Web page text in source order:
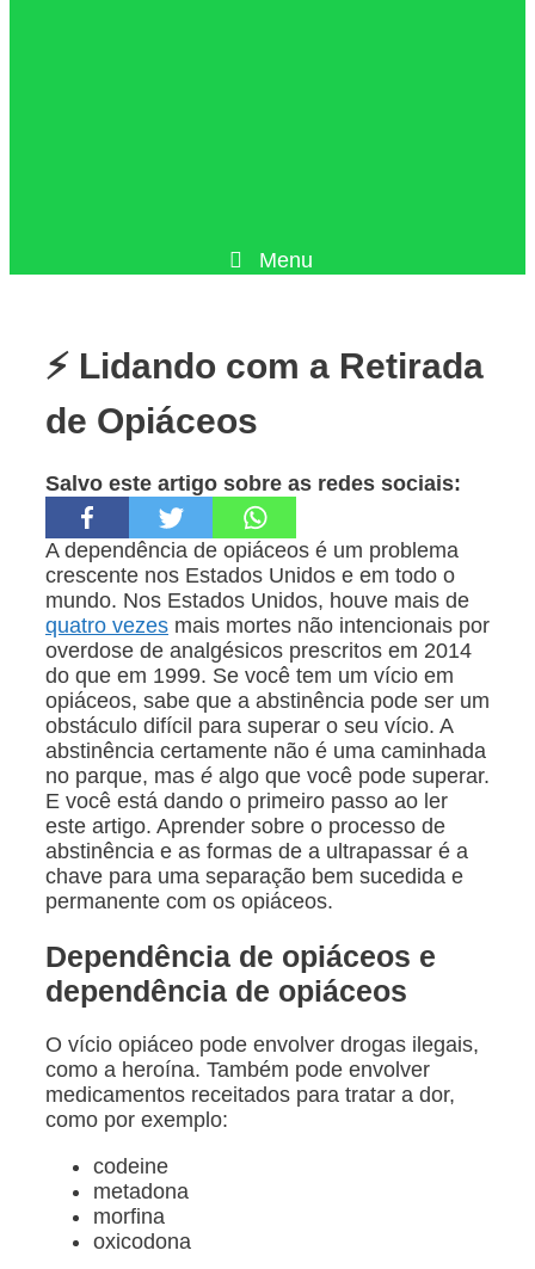
Menu
⚡ Lidando com a Retirada
de Opiáceos
Salvo este artigo sobre as redes sociais:
A dependência de opiáceos é um problema
crescente nos Estados Unidos e em todo o
mundo. Nos Estados Unidos, houve mais de
quatro vezes mais mortes não intencionais por
overdose de analgésicos prescritos em 2014
do que em 1999. Se você tem um vício em
opiáceos, sabe que a abstinência pode ser um
obstáculo difícil para superar o seu vício. A
abstinência certamente não é uma caminhada
no parque, mas é algo que você pode superar.
E você está dando o primeiro passo ao ler
este artigo. Aprender sobre o processo de
abstinência e as formas de a ultrapassar é a
chave para uma separação bem sucedida e
permanente com os opiáceos.
Dependência de opiáceos e
dependência de opiáceos
O vício opiáceo pode envolver drogas ilegais,
como a heroína. Também pode envolver
medicamentos receitados para tratar a dor,
como por exemplo:
codeine
metadona
morfina
oxicodona